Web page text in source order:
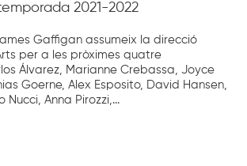
2021-2022
Gaffigan assumeix la direcció
per a les pròximes quatre
Álvarez, Marianne Crebassa, Joyce
Goerne, Alex Esposito, David Hansen,
Nucci, Anna Pirozzi,...